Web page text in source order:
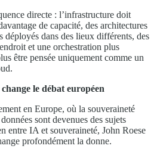
directe : l’infrastructure doit
de capacité, des architectures
déployés dans des lieux différents, des
et une orchestration plus
être pensée uniquement comme un
le débat européen
en Europe, où la souveraineté
sont devenues des sujets
entre IA et souveraineté, John Roese
profondément la donne.